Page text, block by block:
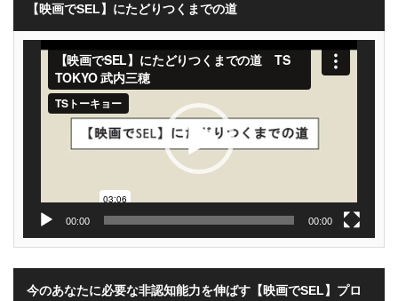
【映画でSEL】にたどりつくまでの道
動
00:00 00:00
今のあなたに必要な非認知能力を伸ばす【映画でSEL】プロ